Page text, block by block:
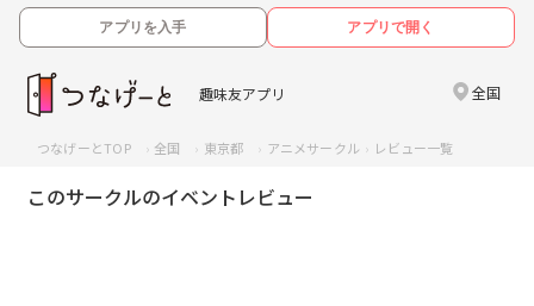
アプリを入手 アプリで開く
趣味友アプリ 全国
つなげーとTOP 全国 東京都 アニメサークル レビュー一覧
このサークルのイベントレビュー